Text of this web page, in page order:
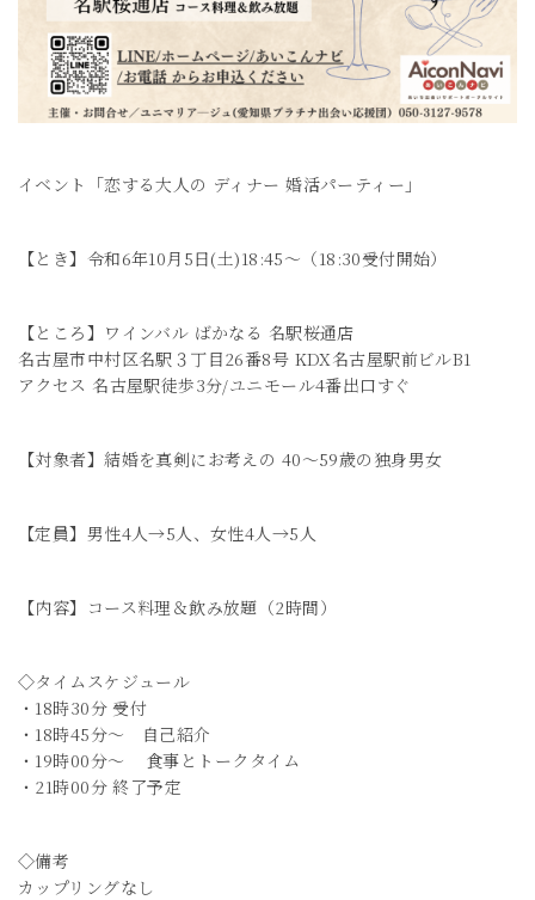
イベント「恋する大人の ディナー 婚活パーティー」
【とき】令和6年10月5日(土)18:45～（18:30受付開始）
【ところ】ワインバル ばかなる 名駅桜通店
名古屋市中村区名駅３丁目26番8号 KDX名古屋駅前ビルB1
アクセス 名古屋駅徒歩3分/ユニモール4番出口すぐ
【対象者】結婚を真剣にお考えの 40～59歳の独身男女
【定員】男性4人→5人、女性4人→5人
【内容】コース料理＆飲み放題（2時間）
◇タイムスケジュール
・18時30分 受付
・18時45分～ 自己紹介
・19時00分～ 食事とトークタイム
・21時00分 終了予定
◇備考
カップリングなし